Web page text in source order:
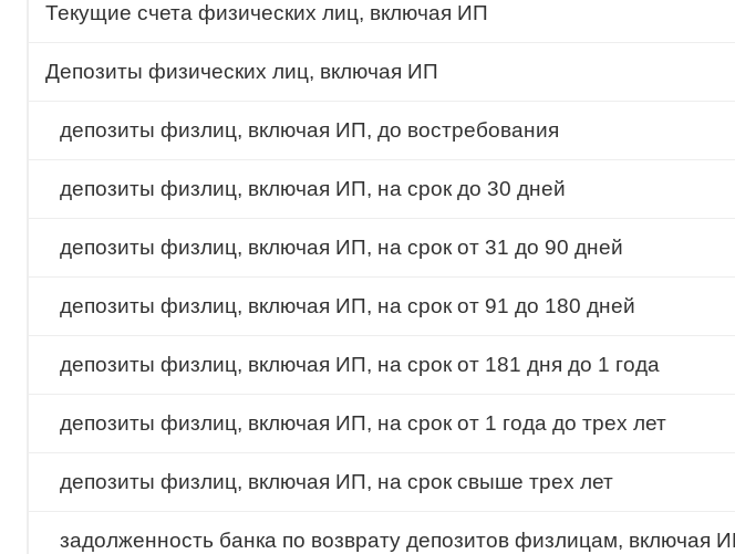
Текущие счета физических лиц, включая ИП
Депозиты физических лиц, включая ИП
депозиты физлиц, включая ИП, до востребования
депозиты физлиц, включая ИП, на срок до 30 дней
депозиты физлиц, включая ИП, на срок от 31 до 90 дней
депозиты физлиц, включая ИП, на срок от 91 до 180 дней
депозиты физлиц, включая ИП, на срок от 181 дня до 1 года
депозиты физлиц, включая ИП, на срок от 1 года до трех лет
депозиты физлиц, включая ИП, на срок свыше трех лет
задолженность банка по возврату депозитов физлицам, включая